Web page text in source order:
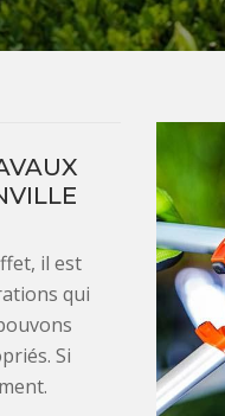
il est
qui
Si